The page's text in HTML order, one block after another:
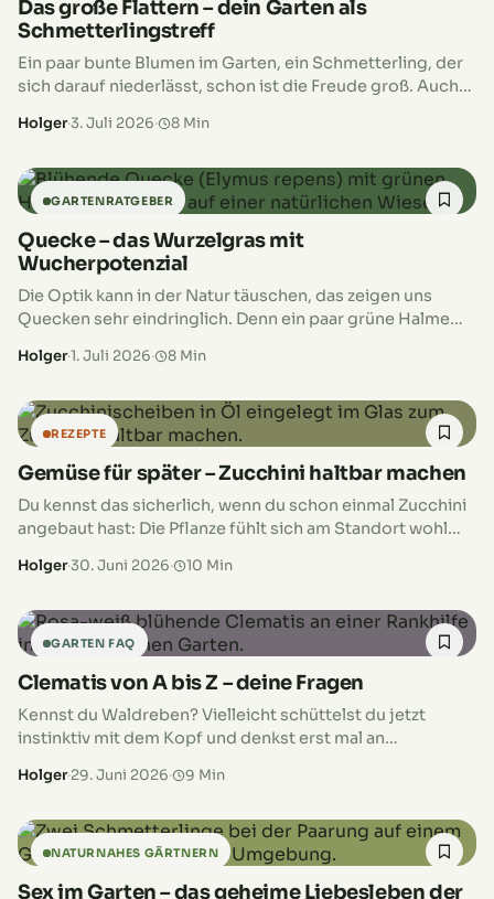
Das große Flattern – dein Garten als
Schmetterlingstreff
Ein paar bunte Blumen im Garten, ein Schmetterling, der
sich darauf niederlässt, schon ist die Freude groß. Auch
machen, zeigen sie…
Holger·3. Juli 2026· 8 Min
GARTENRATGEBER
Quecke – das Wurzelgras mit
Wucherpotenzial
Die Optik kann in der Natur täuschen, das zeigen uns
Quecken sehr eindringlich. Denn ein paar grüne Halme
nicht nach…
Holger·1. Juli 2026· 8 Min
REZEPTE
Gemüse für später – Zucchini haltbar machen
Du kennst das sicherlich, wenn du schon einmal Zucchini
angebaut hast: Die Pflanze fühlt sich am Standort wohl
wirst du…
Holger·30. Juni 2026· 10 Min
GARTEN FAQ
Clematis von A bis Z – deine Fragen
Kennst du Waldreben? Vielleicht schüttelst du jetzt
instinktiv mit dem Kopf und denkst erst mal an
denn es sind keine geringeren…
Holger·29. Juni 2026· 9 Min
NATURNAHES GÄRTNERN
Sex im Garten – das geheime Liebesleben der